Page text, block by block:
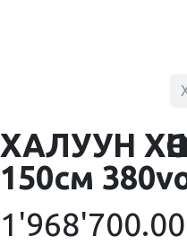
ХАЛУУН
150см
1'968'700.00